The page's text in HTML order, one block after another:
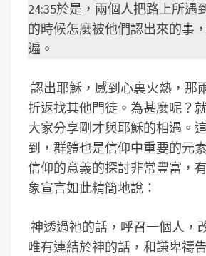
24:35於是，兩個人把路上所遇
的時候怎麼被他們認出來的事
遍。
認出耶穌，感到心裏火熱，那
折返找其他門徒。為甚麼呢？
大家分享剛才與耶穌的相遇。
到，群體也是信仰中重要的元
信仰的意義的探討非常豐富，
象宣言如此精簡地說：
神透過祂的話，呼召一個人，
唯有連結於神的話，和謙卑禱